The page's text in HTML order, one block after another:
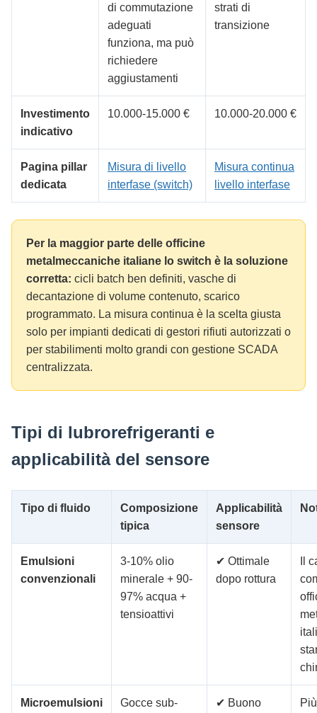
di commutazione
adeguati
funziona, ma può
richiedere
aggiustamenti
strati di
transizione
Investimento
indicativo
10.000-15.000 € 10.000-20.000 €
Pagina pillar
dedicata
Misura di livello
interfase (switch)
Misura continua
livello interfase
Per la maggior parte delle officine
metalmeccaniche italiane lo switch è la soluzione
corretta: cicli batch ben definiti, vasche di
decantazione di volume contenuto, scarico
programmato. La misura continua è la scelta giusta
solo per impianti dedicati di gestori rifiuti autorizzati o
per stabilimenti molto grandi con gestione SCADA
centralizzata.
Tipi di lubrorefrigeranti e
applicabilità del sensore
Tipo di fluido
Composizione
tipica
Applicabilità
sensore
Emulsioni
convenzionali
3-10% olio
minerale + 90-
97% acqua +
tensioattivi
✔ Ottimale
dopo rottura
Il
Microemulsioni
Gocce sub-
✔ Buono